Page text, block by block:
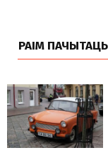
РАІМ ПАЧЫТАЦЬ